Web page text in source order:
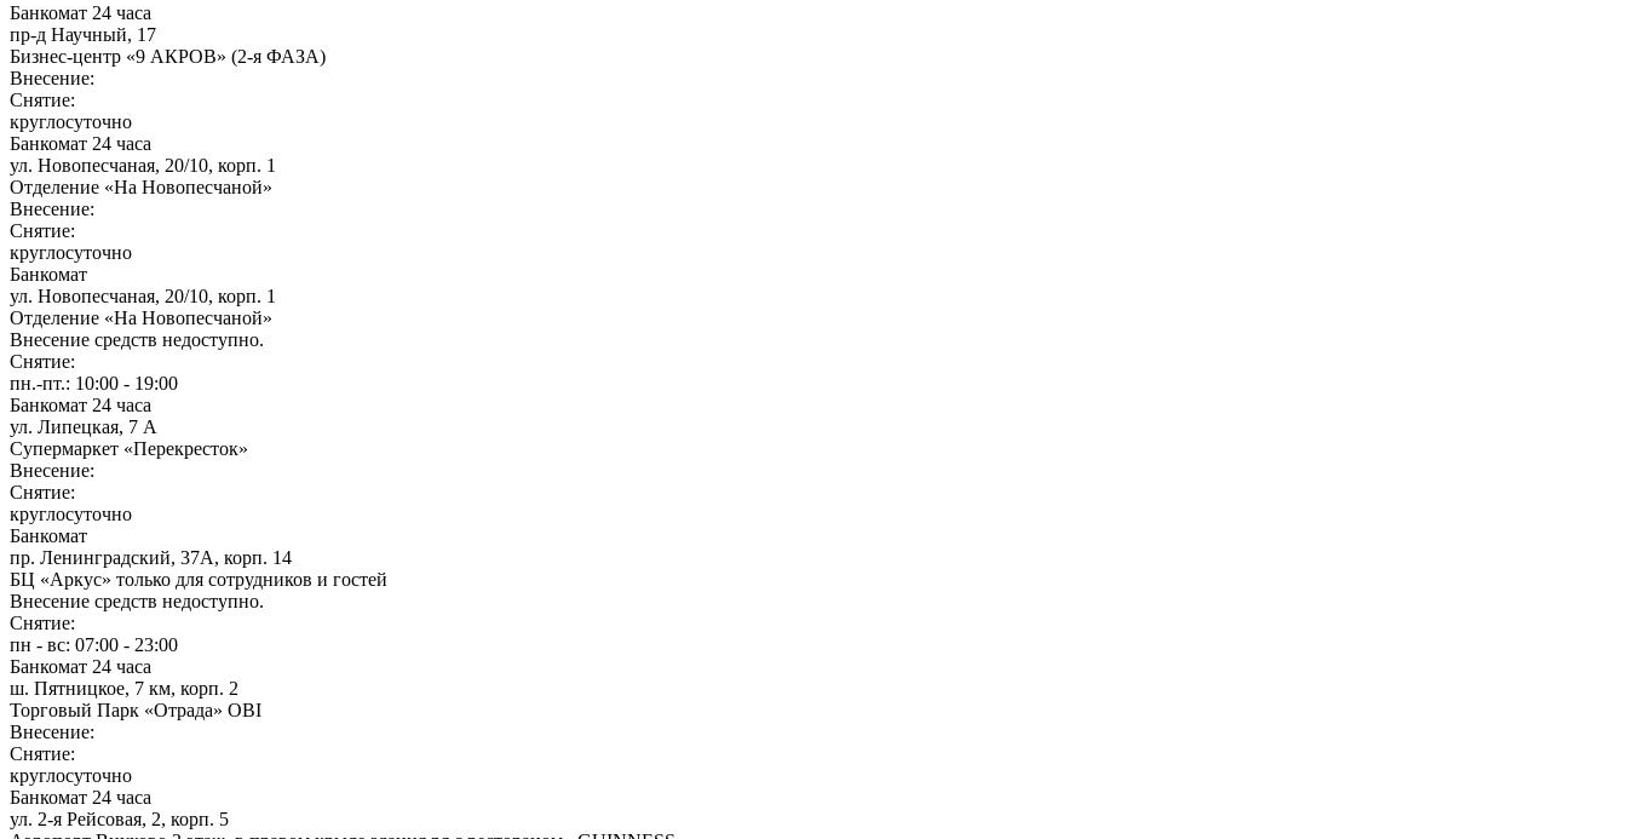
Банкомат 24 часа
пр-д Научный, 17
Бизнес-центр «9 АКРОВ» (2-я ФАЗА)
Внесение:
Снятие:
круглосуточно
Банкомат 24 часа
ул. Новопесчаная, 20/10, корп. 1
Отделение «На Новопесчаной»
Внесение:
Снятие:
круглосуточно
Банкомат
ул. Новопесчаная, 20/10, корп. 1
Отделение «На Новопесчаной»
Внесение средств недоступно.
Снятие:
пн.-пт.: 10:00 - 19:00
Банкомат 24 часа
ул. Липецкая, 7 А
Супермаркет «Перекресток»
Внесение:
Снятие:
круглосуточно
Банкомат
пр. Ленинградский, 37А, корп. 14
БЦ «Аркус» только для сотрудников и гостей
Внесение средств недоступно.
Снятие:
пн - вс: 07:00 - 23:00
Банкомат 24 часа
ш. Пятницкое, 7 км, корп. 2
Торговый Парк «Отрада» OBI
Внесение:
Снятие:
круглосуточно
Банкомат 24 часа
ул. 2-я Рейсовая, 2, корп. 5